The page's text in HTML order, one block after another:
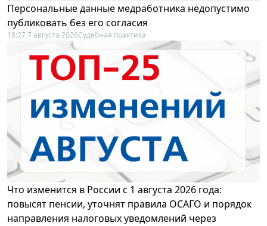
Персональные данные медработника недопустимо
публиковать без его согласия
18:27 7 августа 2026Судебная практика
Что изменится в России с 1 августа 2026 года:
повысят пенсии, уточнят правила ОСАГО и порядок
направления налоговых уведомлений через